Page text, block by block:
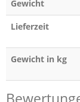
Gewicht
Lieferzeit
Gewicht in kg